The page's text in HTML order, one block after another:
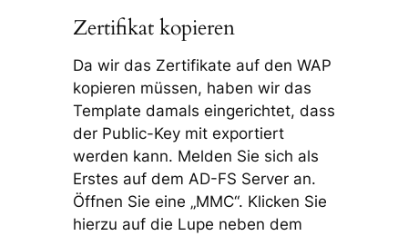
Zertifikat kopieren
Da wir das Zertifikate auf den WAP
kopieren müssen, haben wir das
Template damals eingerichtet, dass
der Public-Key mit exportiert
werden kann. Melden Sie sich als
Erstes auf dem AD-FS Server an.
Öffnen Sie eine „MMC“. Klicken Sie
hierzu auf die Lupe neben dem